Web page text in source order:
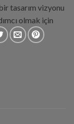
tasarım vizyonu
olmak için